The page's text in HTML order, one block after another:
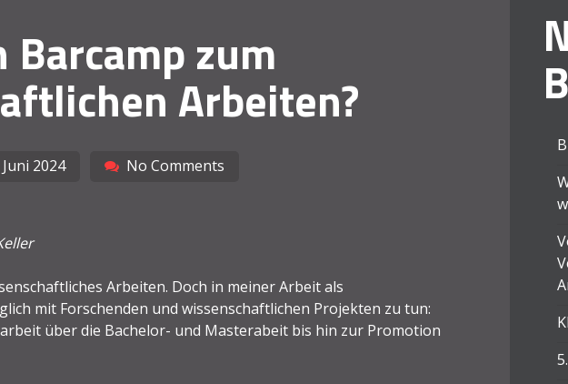
zum
Arbeiten?
Juni 2024 No Comments
Arbeiten. Doch in meiner Arbeit als
mit Forschenden und wissenschaftlichen Projekten zu tun:
über die Bachelor- und Masterabeit bis hin zur Promotion